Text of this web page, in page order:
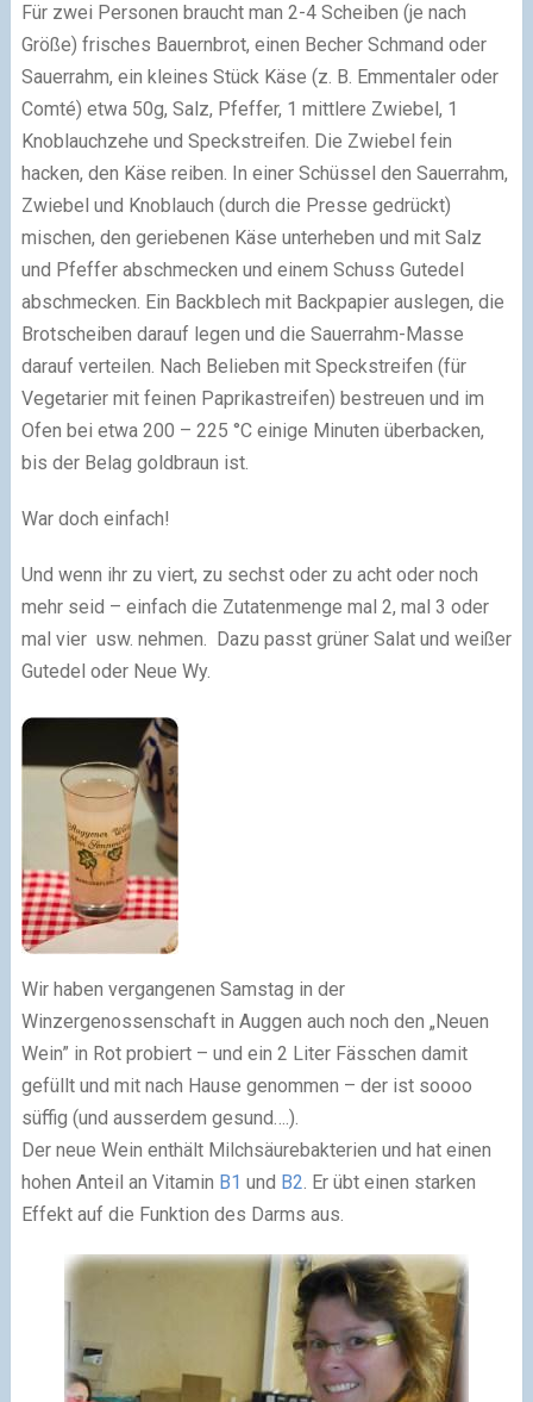
Für zwei Personen braucht man 2-4 Scheiben (je nach
Größe) frisches Bauernbrot, einen Becher Schmand oder
Sauerrahm, ein kleines Stück Käse (z. B. Emmentaler oder
Comté) etwa 50g, Salz, Pfeffer, 1 mittlere Zwiebel, 1
Knoblauchzehe und Speckstreifen. Die Zwiebel fein
hacken, den Käse reiben. In einer Schüssel den Sauerrahm,
Zwiebel und Knoblauch (durch die Presse gedrückt)
mischen, den geriebenen Käse unterheben und mit Salz
und Pfeffer abschmecken und einem Schuss Gutedel
abschmecken. Ein Backblech mit Backpapier auslegen, die
Brotscheiben darauf legen und die Sauerrahm-Masse
darauf verteilen. Nach Belieben mit Speckstreifen (für
Vegetarier mit feinen Paprikastreifen) bestreuen und im
Ofen bei etwa 200 – 225 °C einige Minuten überbacken,
bis der Belag goldbraun ist.
War doch einfach!
Und wenn ihr zu viert, zu sechst oder zu acht oder noch
mehr seid – einfach die Zutatenmenge mal 2, mal 3 oder
mal vier usw. nehmen. Dazu passt grüner Salat und weißer
Gutedel oder Neue Wy.
Wir haben vergangenen Samstag in der
Winzergenossenschaft in Auggen auch noch den „Neuen
Wein” in Rot probiert – und ein 2 Liter Fässchen damit
gefüllt und mit nach Hause genommen – der ist soooo
süffig (und ausserdem gesund….).
Der neue Wein enthält Milchsäurebakterien und hat einen
hohen Anteil an Vitamin B1 und B2. Er übt einen starken
Effekt auf die Funktion des Darms aus.